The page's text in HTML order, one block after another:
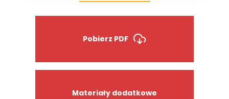
Pobierz PDF
Materiały dodatkowe